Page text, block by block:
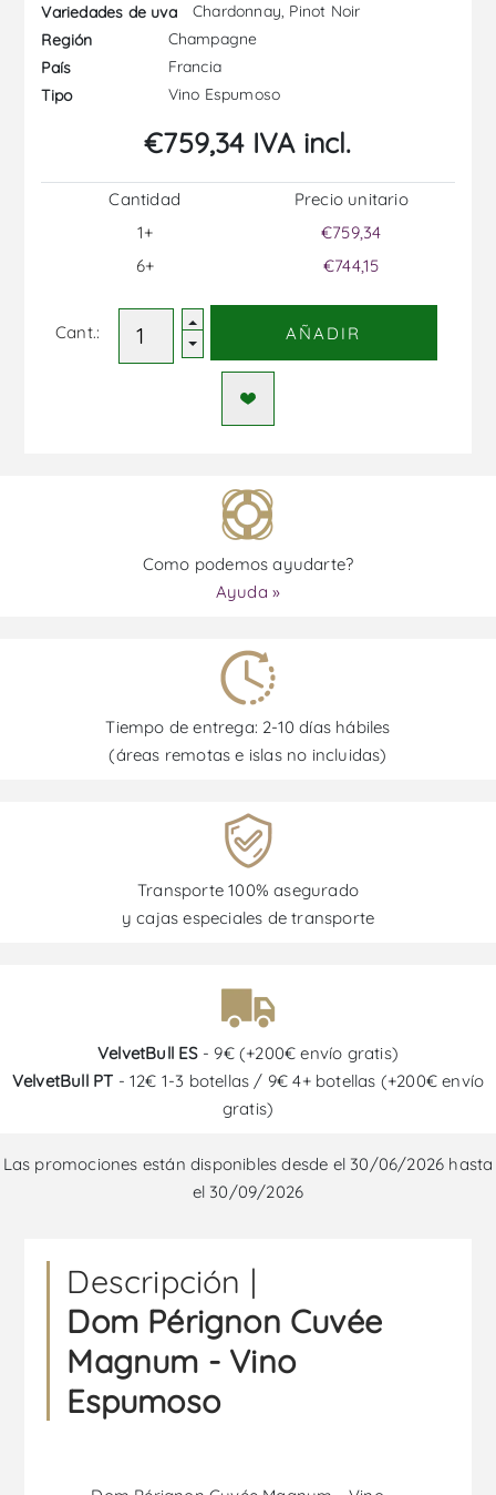
Variedades de uva
Chardonnay, Pinot Noir
Región
Champagne
País
Francia
Tipo
Vino Espumoso
€759,34 IVA incl.
Cantidad
1+
6+
Precio unitario
€759,34
€744,15
Cant.: AÑADIR
Como podemos ayudarte?
Ayuda »
Tiempo de entrega: 2-10 días hábiles
(áreas remotas e islas no incluidas)
Transporte 100% asegurado
y cajas especiales de transporte
VelvetBull ES- 9€ (+200€ envío gratis)
VelvetBull PT - 12€ 1-3 botellas / 9€ 4+ botellas (+200€ envío
gratis)
Las promociones están disponibles desde el 30/06/2026 hasta
el 30/09/2026
Descripción |
Dom Pérignon Cuvée
Magnum - Vino
Espumoso